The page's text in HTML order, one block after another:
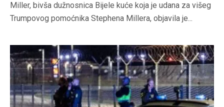
Miller, bivša dužnosnica Bijele kuće koja je udana za višeg
Trumpovog pomoćnika Stephena Millera, objavila je...